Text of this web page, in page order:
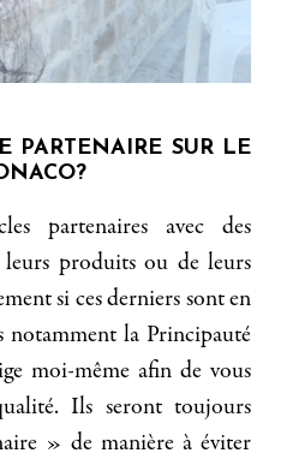
PARTENAIRE SUR LE
partenaires avec des
produits ou de leurs
si ces derniers sont en
notamment la Principauté
moi-même afin de vous
Ils seront toujours
» de manière à éviter